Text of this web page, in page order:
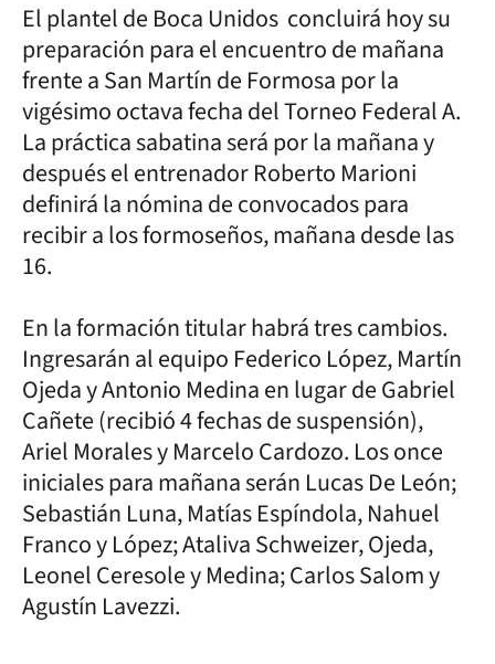
El plantel de Boca Unidos concluirá hoy su
preparación para el encuentro de mañana
frente a San Martín de Formosa por la
vigésimo octava fecha del Torneo Federal A.
La práctica sabatina será por la mañana y
después el entrenador Roberto Marioni
definirá la nómina de convocados para
recibir a los formoseños, mañana desde las
16.
En la formación titular habrá tres cambios.
Ingresarán al equipo Federico López, Martín
Ojeda y Antonio Medina en lugar de Gabriel
Cañete (recibió 4 fechas de suspensión),
Ariel Morales y Marcelo Cardozo. Los once
iniciales para mañana serán Lucas De León;
Sebastián Luna, Matías Espíndola, Nahuel
Franco y López; Ataliva Schweizer, Ojeda,
Leonel Ceresole y Medina; Carlos Salom y
Agustín Lavezzi.